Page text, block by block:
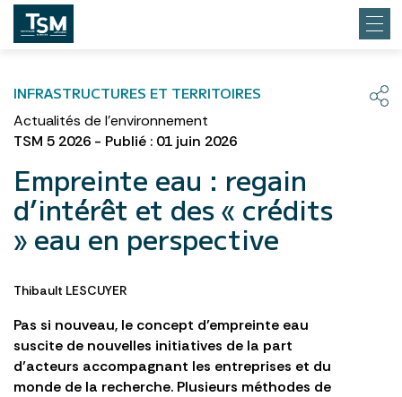
INFRASTRUCTURES ET TERRITOIRES
Actualités de l'environnement
TSM 5 2026 - Publié : 01 juin 2026
Empreinte eau : regain
d’intérêt et des « crédits
» eau en perspective
Thibault LESCUYER
Pas si nouveau, le concept d’empreinte eau
suscite de nouvelles initiatives de la part
d’acteurs accompagnant les entreprises et du
monde de la recherche. Plusieurs méthodes de